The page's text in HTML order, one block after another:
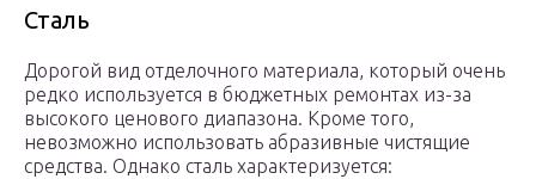
Сталь
Дорогой вид отделочного материала, который очень
редко используется в бюджетных ремонтах из-за
высокого ценового диапазона. Кроме того,
невозможно использовать абразивные чистящие
средства. Однако сталь характеризуется: